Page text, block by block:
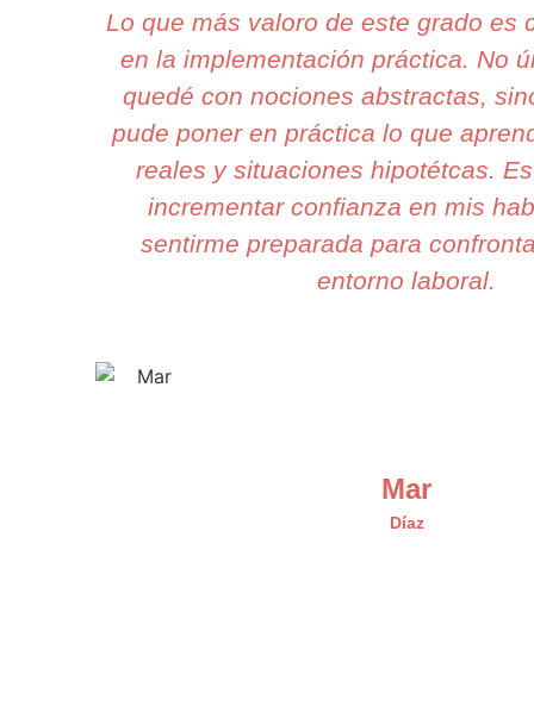
Lo que más valoro de este grado es
en la implementación práctica. No
quedé con nociones abstractas,
pude poner en práctica lo que
reales y situaciones hipotétcas.
incrementar confianza en mis
sentirme preparada para
entorno laboral.
Mar
Díaz